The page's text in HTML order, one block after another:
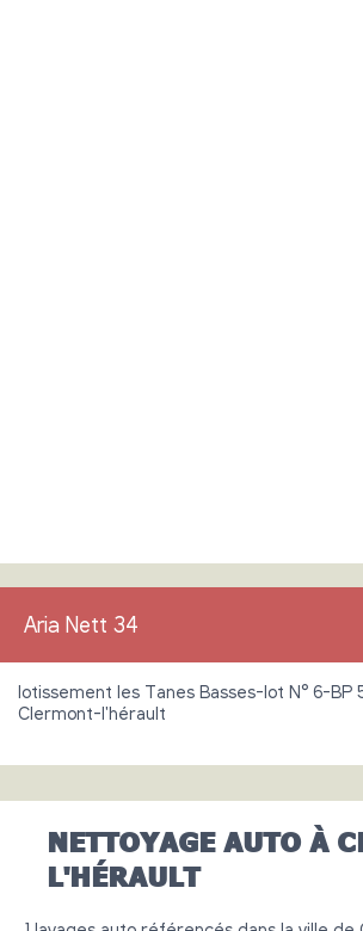
Aria Nett 34
lotissement les Tanes Basses-lot N° 6-BP
Clermont-l'hérault
NETTOYAGE AUTO À
L'HÉRAULT